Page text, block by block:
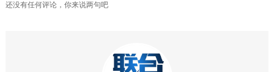
还没有任何评论，你来说两句吧